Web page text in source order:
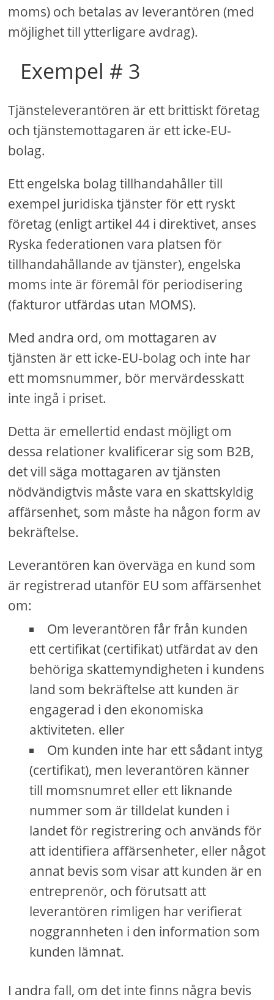
moms) och betalas av leverantören (med
möjlighet till ytterligare avdrag).
Exempel # 3
Tjänsteleverantören är ett brittiskt företag
och tjänstemottagaren är ett icke-EU-
bolag.
Ett engelska bolag tillhandahåller till
exempel juridiska tjänster för ett ryskt
företag (enligt artikel 44 i direktivet, anses
Ryska federationen vara platsen för
tillhandahållande av tjänster), engelska
moms inte är föremål för periodisering
(fakturor utfärdas utan MOMS).
Med andra ord, om mottagaren av
tjänsten är ett icke-EU-bolag och inte har
ett momsnummer, bör mervärdesskatt
inte ingå i priset.
Detta är emellertid endast möjligt om
dessa relationer kvalificerar sig som B2B,
det vill säga mottagaren av tjänsten
nödvändigtvis måste vara en skattskyldig
affärsenhet, som måste ha någon form av
bekräftelse.
Leverantören kan överväga en kund som
är registrerad utanför EU som affärsenhet
om:
Om leverantören får från kunden
ett certifikat (certifikat) utfärdat av den
behöriga skattemyndigheten i kundens
land som bekräftelse att kunden är
engagerad i den ekonomiska
aktiviteten. eller
Om kunden inte har ett sådant intyg
(certifikat), men leverantören känner
till momsnumret eller ett liknande
nummer som är tilldelat kunden i
landet för registrering och används för
att identifiera affärsenheter, eller något
annat bevis som visar att kunden är en
entreprenör, och förutsatt att
leverantören rimligen har verifierat
noggrannheten i den information som
kunden lämnat.
I andra fall, om det inte finns några bevis